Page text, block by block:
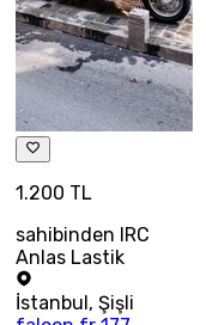
1.200 TL
sahibinden IRC
Anlas Lastik
İstanbul ,Şişli